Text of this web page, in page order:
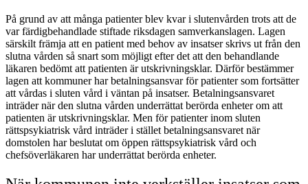
På grund av att många patienter blev kvar i slutenvården trots att de
var färdigbehandlade stiftade riksdagen samverkanslagen. Lagen
särskilt främja att en patient med behov av insatser skrivs ut från den
slutna vården så snart som möjligt efter det att den behandlande
läkaren bedömt att patienten är utskrivningsklar. Därför bestämmer
lagen att kommuner har betalningsansvar för patienter som fortsätter
att vårdas i sluten vård i väntan på insatser. Betalningsansvaret
inträder när den slutna vården underrättat berörda enheter om att
patienten är utskrivningsklar. Men för patienter inom sluten
rättspsykiatrisk vård inträder i stället betalningsansvaret när
domstolen har beslutat om öppen rättspsykiatrisk vård och
chefsöverläkaren har underrättat berörda enheter.